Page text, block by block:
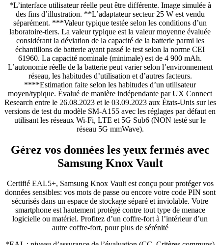
*L’interface utilisateur réelle peut être différente. Image simulée à
des fins d’illustration. **L’adaptateur secteur 25 W est vendu
séparément. ***Valeur typique testée selon les conditions d’un
laboratoire-tiers. La valeur typique est la valeur moyenne évaluée
considérant la déviation de la capacité de la batterie parmi les
échantillons de batterie ayant passé le test selon la norme CEI
61960. La capacité nominale (minimale) est de 4 900 mAh.
L’autonomie réelle de la batterie peut varier selon l’environnement
réseau, les habitudes d’utilisation et d’autres facteurs.
****Estimation faite selon les habitudes d’un utilisateur
moyen/typique. Évalué de manière indépendante par UX Connect
Research entre le 26.08.2023 et le 03.09.2023 aux États-Unis sur les
versions de test du modèle SM-A155 avec les réglages par défaut en
utilisant les réseaux Wi-Fi, LTE et 5G Sub6 (NON testé sur le
réseau 5G mmWave).
Gérez vos données les yeux fermés avec
Samsung Knox Vault
Certifié EAL5+, Samsung Knox Vault est conçu pour protéger vos
données sensibles: vos mots de passe ou encore votre code PIN sont
sécurisés dans un espace de stockage séparé et inviolable. Votre
smartphone est hautement protégé contre tout type de menace
logicielle ou matériel. Profitez d’un coffre-fort à l’intérieur d’un
autre coffre-fort, pour plus de sérénité